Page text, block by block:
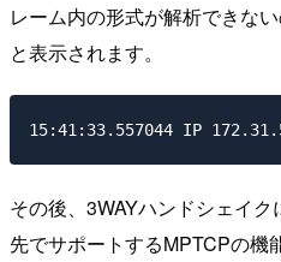
レーム内の形式が解析できな
と表示されます。
その後、3WAYハンドシェイ
先でサポートするMPTCPの機